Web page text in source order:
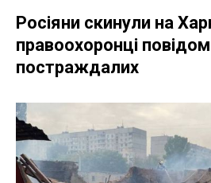
Росіяни скинули на
правоохоронці
постраждалих